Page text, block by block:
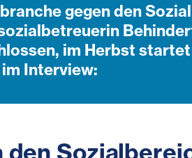
gegen den
im Herbst
Interview: